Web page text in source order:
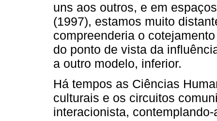
uns aos outros, e em
(1997), estamos muito
compreenderia o
do ponto de vista da
a outro modelo, inferior.
Há tempos as Ciências
culturais e os circuitos
interacionista,